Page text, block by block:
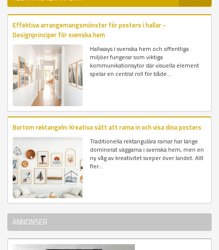
Effektiva arrangemangsmönster för posters i hallar -
Designprinciper för svenska hem
Hallways i svenska hem och offentliga
miljöer fungerar som viktiga
kommunikationsytor där visuella element
spelar en central roll för både...
Bortom rektangeln: Kreativa sätt att rama in och visa dina posters
Traditionella rektangulära ramar har länge
dominerat väggarna i svenska hem, men en
ny våg av kreativitet sveper över landet. Allt
fler...
ANNONSER